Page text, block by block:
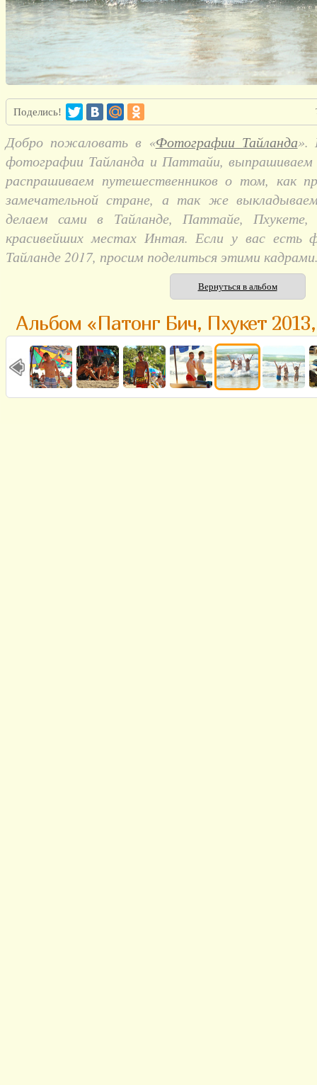
Поделись!
Добро пожаловать в «Фотографии Тайланда».
фотографии Тайланда и Паттайи, выпрашиваем
распрашиваем путешественников о том, как
замечательной стране, а так же
делаем сами в Тайланде, Паттайе,
красивейших местах Интая. Если у вас есть
Тайланде 2017, просим поделиться этими
Вернуться в альбом
Альбом «Патонг Бич, Пхукет